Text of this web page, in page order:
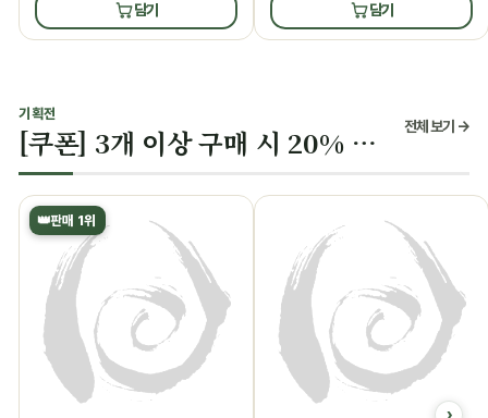
담기 담기
기획전
[쿠폰] 3개 이상 구매 시 20% 할인 전체 보기 →
👑판매 1위